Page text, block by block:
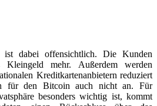
dabei offensichtlich. Die Kunden
Kleingeld mehr. Außerdem werden
Kreditkartenanbietern reduziert
für den Bitcoin auch nicht an. Für
besonders wichtig ist, kommt